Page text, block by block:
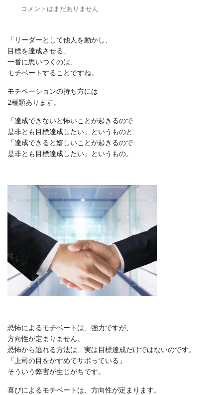
コメントはまだありません
「リーダーとして他人を動かし、
目標を達成させる」
一番に思いつくのは、
モチベートすることですね。
モチベーションの持ち方には
2種類あります。
「達成できないと怖いことが起きるので
是非とも目標達成したい」というものと
「達成できると嬉しいことが起きるので
是非とも目標達成したい」というもの。
恐怖によるモチベートは、強力ですが、
方向性が定まりません。
恐怖から逃れる方法は、実は目標達成だけではないのです。
「上司の目をかすめてサボっている」
そういう弊害が生じがちです。
喜びによるモチベートは、方向性が定まります。